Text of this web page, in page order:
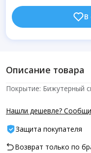
В
Описание товара
Покрытие: Бижутерный
Нашли дешевле?
Защита покупателя
Возврат только по